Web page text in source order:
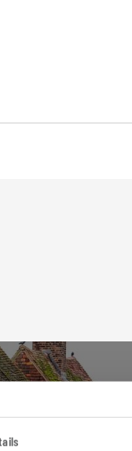
de voyage